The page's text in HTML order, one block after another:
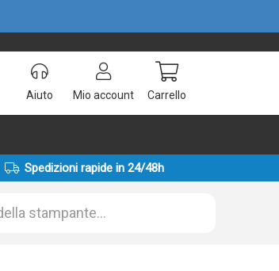
Aiuto Mio account Carrello
Spedizioni rapide in 24/48h